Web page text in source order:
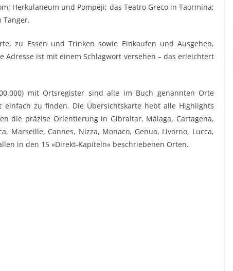
Herkulaneum und Pompeji; das Teatro Greco in Taormina;
Tanger.
zu Essen und Trinken sowie Einkaufen und Ausgehen,
Adresse ist mit einem Schlagwort versehen – das erleichtert
mit Ortsregister sind alle im Buch genannten Orte
zu finden. Die Übersichtskarte hebt alle Highlights
die präzise Orientierung in Gibraltar, Málaga, Cartagena,
Marseille, Cannes, Nizza, Monaco, Genua, Livorno, Lucca,
in den 15 »Direkt-Kapiteln« beschriebenen Orten.